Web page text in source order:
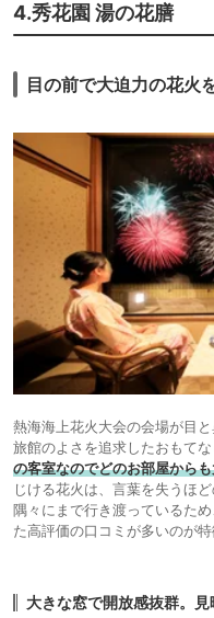
4.秀花園 湯の花膳
目の前で大迫力の花火
熱海海上花火大会の会場が目
旅館のよさを追求したおもて
の客室なのでどのお部屋から
じける花火は、言葉を失うほ
隅々にまで行き渡っているた
た高評価の口コミが多いのが特
大きな窓で開放感抜群。